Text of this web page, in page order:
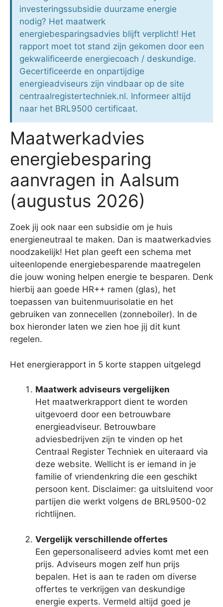
investeringssubsidie duurzame energie
nodig? Het maatwerk
energiebesparingsadvies blijft verplicht! Het
rapport moet tot stand zijn gekomen door een
gekwalificeerde energiecoach / deskundige.
Gecertificeerde en onpartijdige
energieadviseurs zijn vindbaar op de site
centraalregistertechniek.nl. Informeer altijd
naar het BRL9500 certificaat.
Maatwerkadvies
energiebesparing
aanvragen in Aalsum
(augustus 2026)
Zoek jij ook naar een subsidie om je huis
energieneutraal te maken. Dan is maatwerkadvies
noodzakelijk! Het plan geeft een schema met
uiteenlopende energiebesparende maatregelen
die jouw woning helpen energie te besparen. Denk
hierbij aan goede HR++ ramen (glas), het
toepassen van buitenmuurisolatie en het
gebruiken van zonnecellen (zonneboiler). In de
box hieronder laten we zien hoe jij dit kunt
regelen.
Het energierapport in 5 korte stappen uitgelegd
Maatwerk adviseurs vergelijken
Het maatwerkrapport dient te worden
uitgevoerd door een betrouwbare
energieadviseur. Betrouwbare
adviesbedrijven zijn te vinden op het
Centraal Register Techniek en uiteraard via
deze website. Wellicht is er iemand in je
familie of vriendenkring die een geschikt
persoon kent. Disclaimer: ga uitsluitend voor
partijen die werkt volgens de BRL9500-02
richtlijnen.
Vergelijk verschillende offertes
Een gepersonaliseerd advies komt met een
prijs. Adviseurs mogen zelf hun prijs
bepalen. Het is aan te raden om diverse
offertes te verkrijgen van deskundige
energie experts. Vermeld altijd goed je